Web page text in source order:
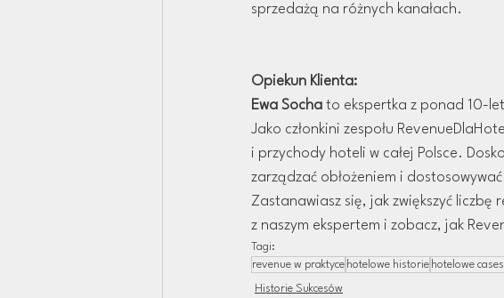
sprzedażą na różnych kanałach.
Opiekun Klienta:
Ewa Socha to ekspertka z ponad 10-
Jako członkini zespołu
i przychody hoteli w całej Polsce.
zarządzać obłożeniem i
Zastanawiasz się, jak zwiększyć liczbę
z naszym ekspertem i zobacz, jak
Tagi:
revenue w praktyce hotelowe historie hotelowe
Historie Sukcesów